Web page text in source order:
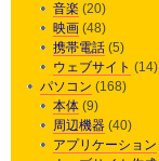
音楽 (20)
映画 (48)
携帯電話 (5)
ウェブサイト (14)
パソコン (168)
本体 (9)
周辺機器 (40)
アプリケーション